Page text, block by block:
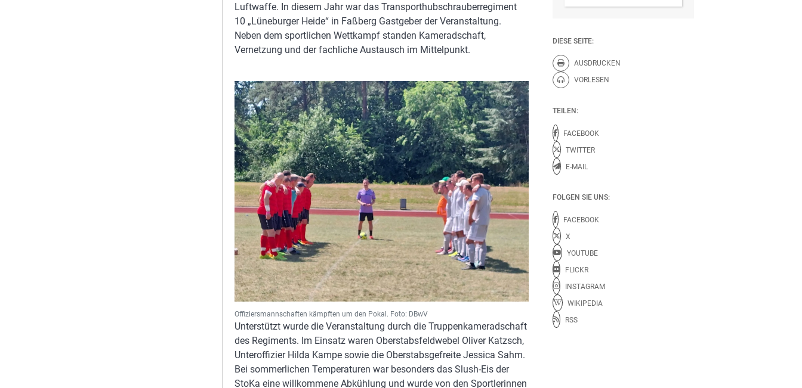
Luftwaffe. In diesem Jahr war das Transporthubschrauberregiment
10 „Lüneburger Heide“ in Faßberg Gastgeber der Veranstaltung.
Neben dem sportlichen Wettkampf standen Kameradschaft,
Vernetzung und der fachliche Austausch im Mittelpunkt.
Offiziersmannschaften kämpften um den Pokal. Foto: DBwV
Unterstützt wurde die Veranstaltung durch die Truppenkameradschaft
des Regiments. Im Einsatz waren Oberstabsfeldwebel Oliver Katzsch,
Unteroffizier Hilda Kampe sowie die Oberstabsgefreite Jessica Sahm.
Bei sommerlichen Temperaturen war besonders das Slush-Eis der
StoKa eine willkommene Abkühlung und wurde von den Sportlerinnen
DIESE SEITE:
AUSDRUCKEN
Diese Seite drucken.
VORLESEN
Diese Seite vorlesen.
TEILEN:
FACEBOOK
TWITTER
E-MAIL
FOLGEN SIE UNS:
FACEBOOK
X
YOUTUBE
FLICKR
INSTAGRAM
WIKIPEDIA
RSS